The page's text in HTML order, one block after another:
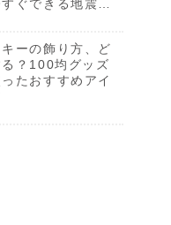
すぐできる地震対
ーの飾り方、ど
る？100均グッズ
たおすすめアイ
庁、
知る
説】